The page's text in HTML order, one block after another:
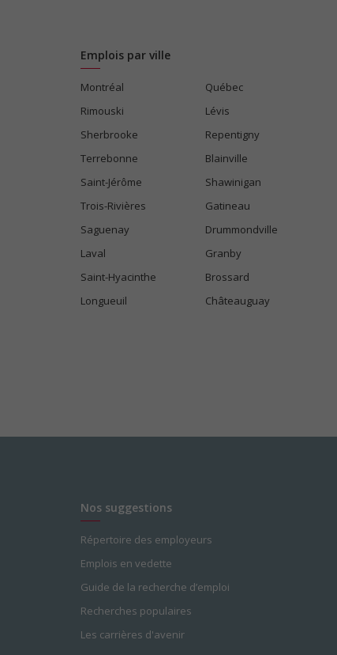
Emplois par ville
Montréal
Québec
Rimouski
Lévis
Sherbrooke
Repentigny
Terrebonne
Blainville
Saint-Jérôme
Shawinigan
Trois-Rivières
Gatineau
Saguenay
Drummondville
Laval
Granby
Saint-Hyacinthe
Brossard
Longueuil
Châteauguay
Nos suggestions
Répertoire des employeurs
Emplois en vedette
Guide de la recherche d’emploi
Recherches populaires
Les carrières d'avenir